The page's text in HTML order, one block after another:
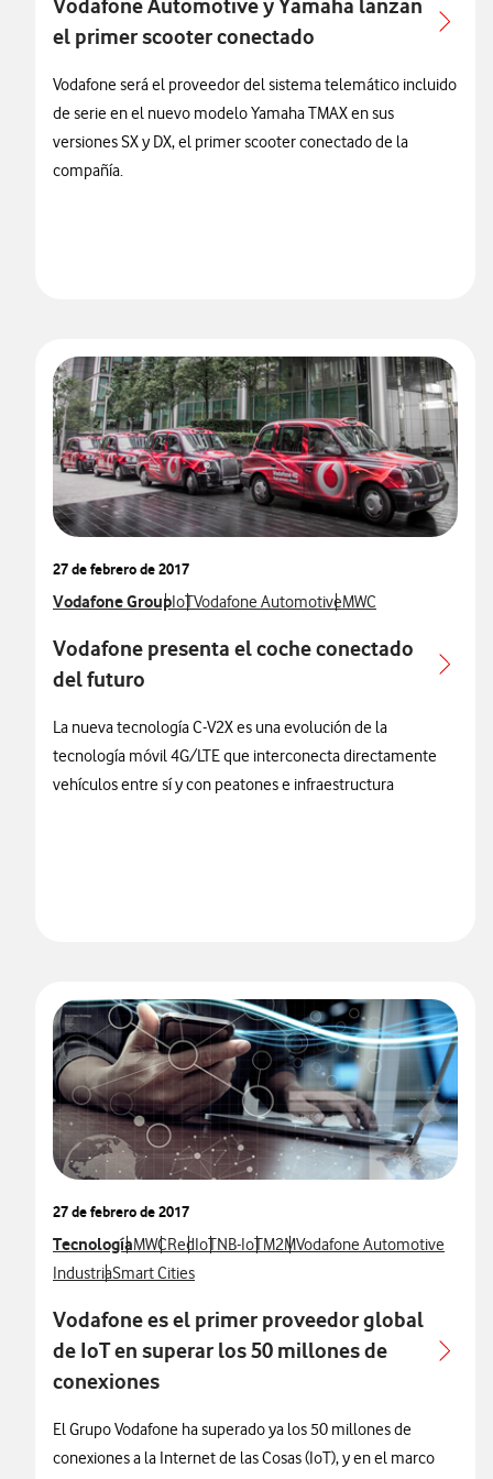
Vodafone Automotive y Yamaha lanzan
el primer scooter conectado
Vodafone será el proveedor del sistema telemático incluido
de serie en el nuevo modelo Yamaha TMAX en sus
versiones SX y DX, el primer scooter conectado de la
compañía.
27 de febrero de 2017
Ver más notas de prensa relacionados con
Vodafone GroupVer más notas de prensa relacionados con
IoTVer más notas de prensa relacionados con
Vodafone AutomotiveVer más notas de
MWC
Vodafone presenta el coche conectado
del futuro
La nueva tecnología C-V2X es una evolución de la
tecnología móvil 4G/LTE que interconecta directamente
vehículos entre sí y con peatones e infraestructura
27 de febrero de 2017
Ver más notas de prensa relacionados con
TecnologíaVer más notas de prensa relacionados con
MWCVer más notas de prensa relacionados con
RedVer más notas de prensa relacionados con
IoTVer más notas de prensa relacionados
NB-IoTVer más notas de prensa
M2MVer más notas de prensa
Vodafone Automotive
Ver más notas de prensa relacionados con
IndustriaVer más notas de prensa relacionados con
Smart Cities
Vodafone es el primer proveedor global
de IoT en superar los 50 millones de
conexiones
El Grupo Vodafone ha superado ya los 50 millones de
conexiones a la Internet de las Cosas (IoT), y en el marco